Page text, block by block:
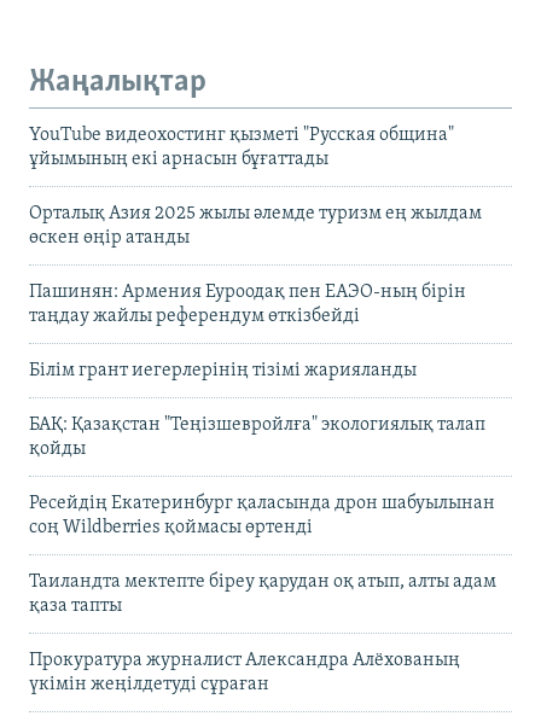
Жаңалықтар
YouTube видеохостинг қызметі "Русская община"
ұйымының екі арнасын бұғаттады
Орталық Азия 2025 жылы әлемде туризм ең жылдам
өскен өңір атанды
Пашинян: Армения Еуроодақ пен ЕАЭО-ның бірін
таңдау жайлы референдум өткізбейді
Білім грант иегерлерінің тізімі жарияланды
БАҚ: Қазақстан "Теңізшевройлға" экологиялық талап
қойды
Ресейдің Екатеринбург қаласында дрон шабуылынан
соң Wildberries қоймасы өртенді
Таиландта мектепте біреу қарудан оқ атып, алты адам
қаза тапты
Прокуратура журналист Александра Алёхованың
үкімін жеңілдетуді сұраған